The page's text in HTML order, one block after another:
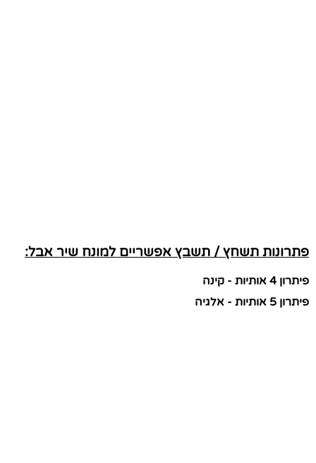
פתרונות תשחץ / תשבץ אפשריים למונח שיר אבל:
פיתרון 4 אותיות - קינה
פיתרון 5 אותיות - אלגיה